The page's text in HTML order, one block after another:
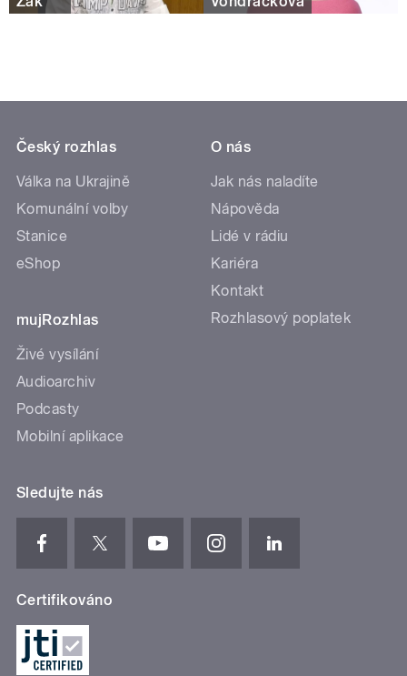
Český rozhlas
Válka na Ukrajině
Komunální volby
Stanice
eShop
mujRozhlas
Živé vysílání
Audioarchiv
Podcasty
Mobilní aplikace
O nás
Jak nás naladíte
Nápověda
Lidé v rádiu
Kariéra
Kontakt
Rozhlasový poplatek
Sledujte nás
Certifikováno